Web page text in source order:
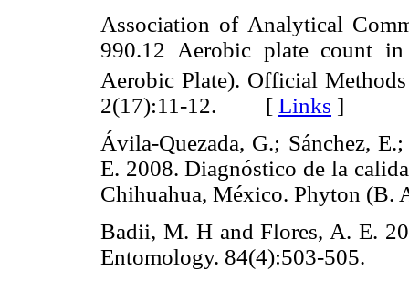
Association of Analytical
990.12 Aerobic plate count
Aerobic Plate). Official
2(17):11-12. [ Links ]
Ávila-Quezada, G.; Sánchez,
E. 2008. Diagnóstico de la
Chihuahua, México. Phyton
Badii, M. H and Flores, A. E.
Entomology. 84(4):503-